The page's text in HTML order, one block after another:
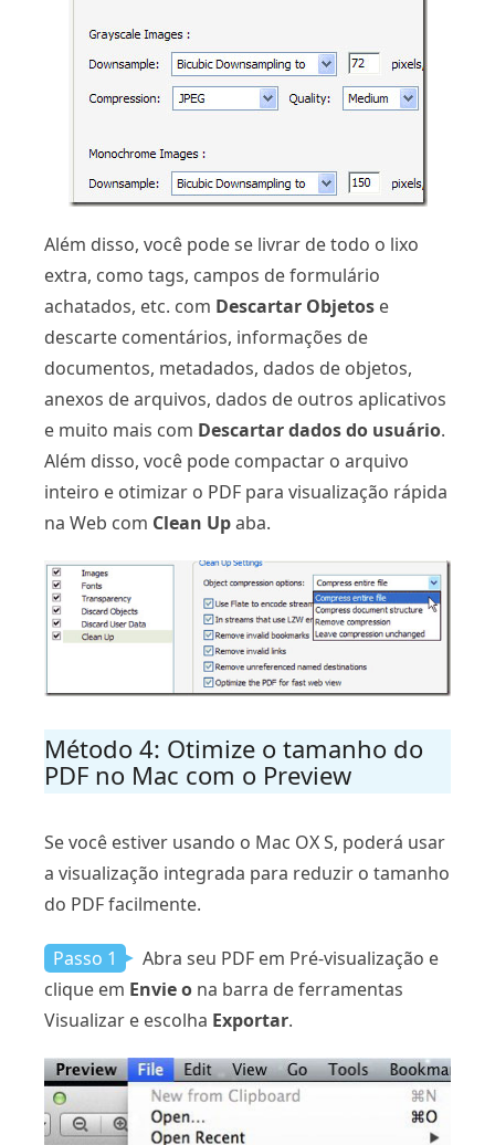
Além disso, você pode se livrar de todo o lixo
extra, como tags, campos de formulário
achatados, etc. com Descartar Objetos e
descarte comentários, informações de
documentos, metadados, dados de objetos,
anexos de arquivos, dados de outros aplicativos
e muito mais com Descartar dados do usuário.
Além disso, você pode compactar o arquivo
inteiro e otimizar o PDF para visualização rápida
na Web com Clean Upaba.
Método 4: Otimize o tamanho do
PDF no Mac com o Preview
Se você estiver usando o Mac OX S, poderá usar
a visualização integrada para reduzir o tamanho
do PDF facilmente.
Passo 1
Abra seu PDF em Pré-visualização e
clique em Envie o na barra de ferramentas
Visualizar e escolha Exportar.